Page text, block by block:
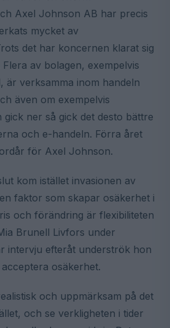
Axel Johnson AB har precis
mycket av
det har koncernen klarat sig
av bolagen, exempelvis
är verksamma inom handeln
även om exempelvis
gick ner så gick det desto bättre
och e-handeln. Förra året
för Axel Johnson.
kom istället invasionen av
faktor som skapar osäkerhet i
och förändring är flexibiliteten
Brunell Livfors under
intervju efteråt underströk hon
osäkerhet.
och uppmärksam på det
och se verkligheten i tider